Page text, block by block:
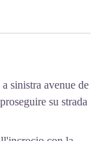
sinistra avenue de
su strada